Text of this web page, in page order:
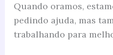
Quando oramos,
pedindo ajuda, mas
trabalhando para